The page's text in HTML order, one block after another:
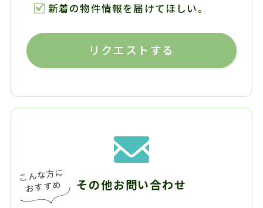
新着の物件情報を届けてほしい。
リクエストする
その他お問い合わせ